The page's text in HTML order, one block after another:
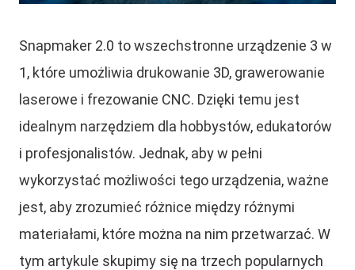
Snapmaker 2.0 to wszechstronne urządzenie 3 w
1, które umożliwia drukowanie 3D, grawerowanie
laserowe i frezowanie CNC. Dzięki temu jest
idealnym narzędziem dla hobbystów, edukatorów
i profesjonalistów. Jednak, aby w pełni
wykorzystać możliwości tego urządzenia, ważne
jest, aby zrozumieć różnice między różnymi
materiałami, które można na nim przetwarzać. W
tym artykule skupimy się na trzech popularnych